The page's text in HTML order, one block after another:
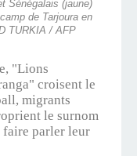
Sénégalais (jaune)
de Tarjoura en
TURKIA / AFP
"Lions
croisent le
migrants
le surnom
faire parler leur